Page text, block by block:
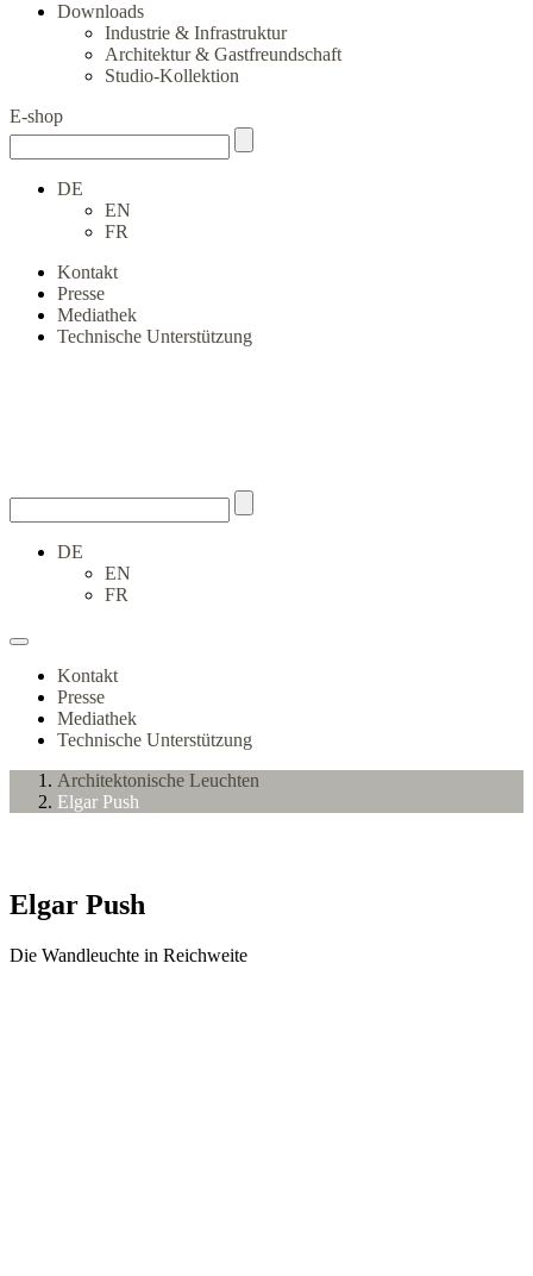
Downloads
Industrie & Infrastruktur
Architektur & Gastfreundschaft
Studio-Kollektion
E-shop
DE
EN
FR
Kontakt
Presse
Mediathek
Technische Unterstützung
DE
EN
FR
Kontakt
Presse
Mediathek
Technische Unterstützung
Architektonische Leuchten
Elgar Push
Elgar Push
Die Wandleuchte in Reichweite